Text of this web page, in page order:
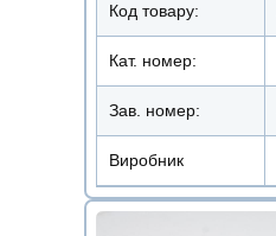
Код товару:
Кат. номер:
Зав. номер:
Виробник